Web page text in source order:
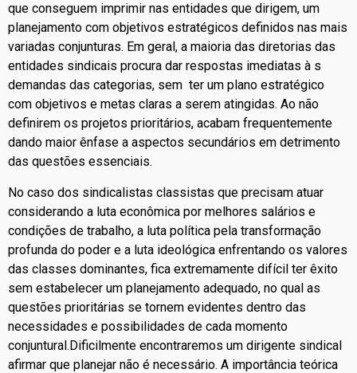
que conseguem imprimir nas entidades que dirigem, um
planejamento com objetivos estratégicos definidos nas mais
variadas conjunturas. Em geral, a maioria das diretorias das
entidades sindicais procura dar respostas imediatas à s
demandas das categorias, sem ter um plano estratégico
com objetivos e metas claras a serem atingidas. Ao não
definirem os projetos prioritários, acabam frequentemente
dando maior ênfase a aspectos secundários em detrimento
das questões essenciais.
No caso dos sindicalistas classistas que precisam atuar
considerando a luta econômica por melhores salários e
condições de trabalho, a luta política pela transformação
profunda do poder e a luta ideológica enfrentando os valores
das classes dominantes, fica extremamente difícil ter êxito
sem estabelecer um planejamento adequado, no qual as
questões prioritárias se tornem evidentes dentro das
necessidades e possibilidades de cada momento
conjuntural.Dificilmente encontraremos um dirigente sindical
afirmar que planejar não é necessário. A importância teórica